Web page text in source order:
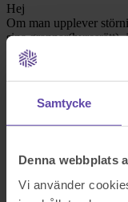
Samtycke
Denna webbplats
Vi använder
Hej
Om man upplever
sina
om störning föreligger
störningsjourens
Se alla frågor Boka tid